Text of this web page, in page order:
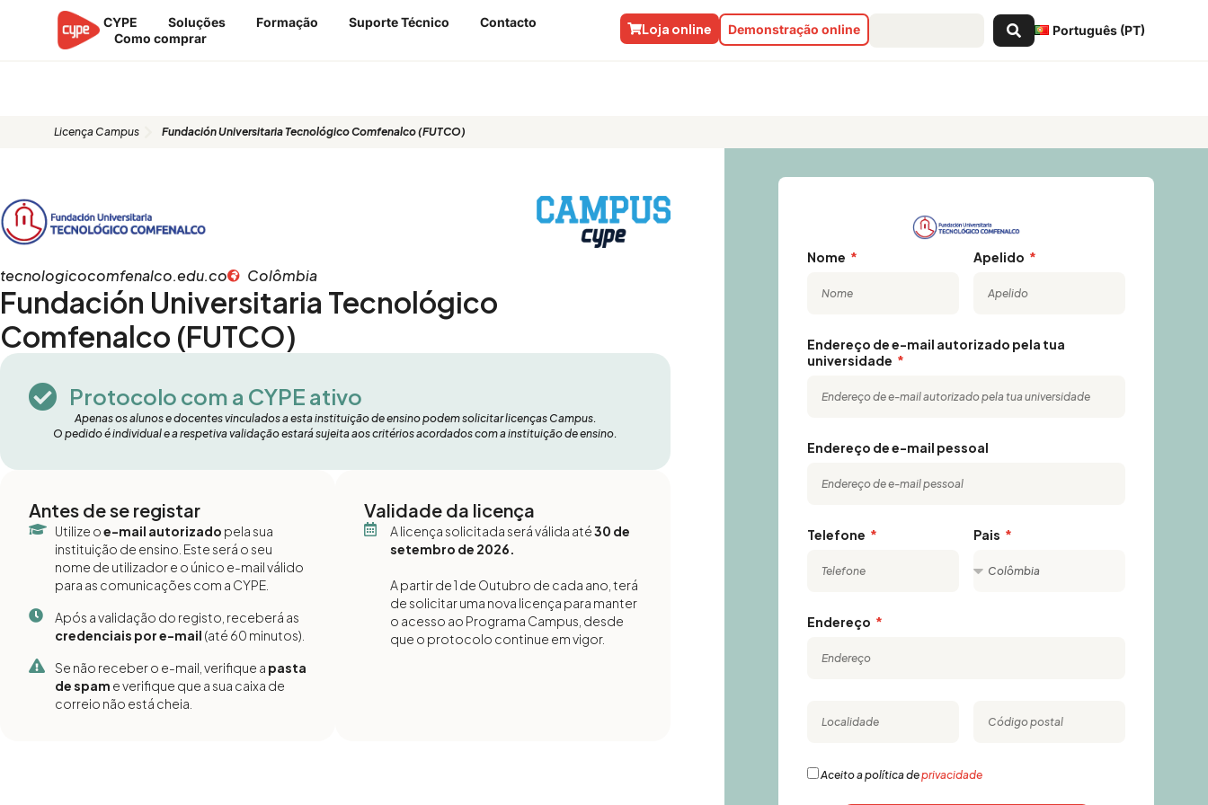
CYPE Soluções Formação Suporte Técnico
Contacto
Como comprar
Português (PT)
Search
...
Demonstração online
Loja online
Licença Campus Fundación Universitaria Tecnológico Comfenalco (FUTCO)
tecnologicocomfenalco.edu.co Colômbia
Fundación Universitaria Tecnológico
Comfenalco (FUTCO)
Protocolo com a CYPE ativo
Apenas os alunos e docentes vinculados a esta instituição de ensino podem solicitar licenças Campus.
O pedido é individual e a respetiva validação estará sujeita aos critérios acordados com a instituição de ensino.
Antes de se registar
Utilize oe-mail autorizado pela sua
instituição de ensino. Este será o seu
nome de utilizador e o único e-mail válido
para as comunicações com a CYPE.
Após a validação do registo, receberá as
credenciais por e-mail (até 60 minutos).
Se não receber o e-mail, verifique a pasta
de spam e verifique que a sua caixa de
correio não está cheia.
Validade da licença
A licença solicitada será válida até30 de
setembro de 2026.
A partir de 1 de Outubro de cada ano, terá
de solicitar uma nova licença para manter
o acesso ao Programa Campus, desde
que o protocolo continue em vigor.
Nome Apelido
Endereço de e-mail autorizado pela tua
universidade
Endereço de e-mail pessoal
Telefone Pais
Endereço
Aceito a política deprivacidade